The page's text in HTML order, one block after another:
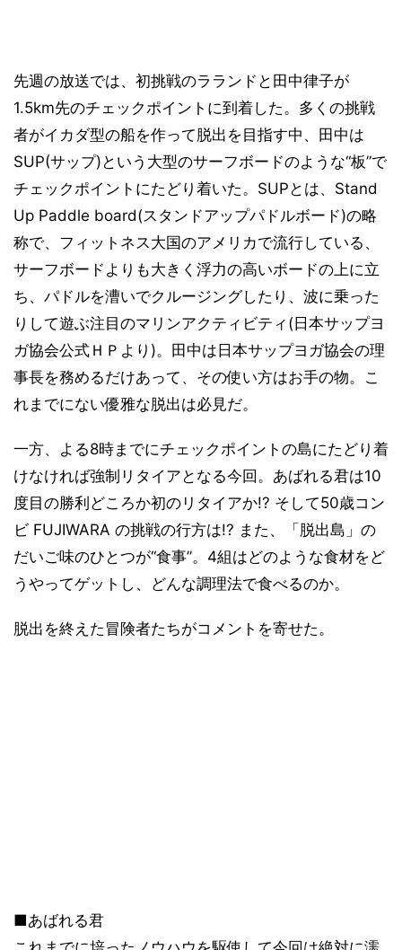
先週の放送では、初挑戦のラランドと田中律子が
1.5km先のチェックポイントに到着した。多くの挑戦
者がイカダ型の船を作って脱出を目指す中、田中は
SUP(サップ)という大型のサーフボードのような“板”で
チェックポイントにたどり着いた。SUPとは、Stand
Up Paddle board(スタンドアップパドルボード)の略
称で、フィットネス大国のアメリカで流行している、
サーフボードよりも大きく浮力の高いボードの上に立
ち、パドルを漕いでクルージングしたり、波に乗った
りして遊ぶ注目のマリンアクティビティ(日本サップヨ
ガ協会公式ＨＰより)。田中は日本サップヨガ協会の理
事長を務めるだけあって、その使い方はお手の物。こ
れまでにない優雅な脱出は必見だ。
一方、よる8時までにチェックポイントの島にたどり着
けなければ強制リタイアとなる今回。あばれる君は10
度目の勝利どころか初のリタイアか!? そして50歳コン
ビ FUJIWARA の挑戦の行方は!? また、「脱出島」の
だいご味のひとつが“食事”。4組はどのような食材をど
うやってゲットし、どんな調理法で食べるのか。
脱出を終えた冒険者たちがコメントを寄せた。
■あばれる君